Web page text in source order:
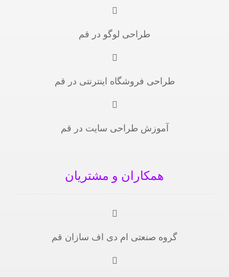
طراحی لوگو در قم
طراحی فروشگاه اینترنتی در قم
آموزش طراحی سایت در قم
همکاران و مشتریان
گروه صنعتی ام دی اف سازان قم